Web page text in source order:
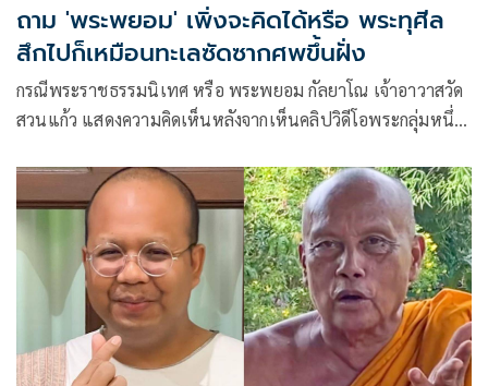
ถาม 'พระพยอม' เพิ่งจะคิดได้หรือ พระทุศีล
สึกไปก็เหมือนทะเลซัดซากศพขึ้นฝั่ง
กรณีพระราชธรรมนิเทศ หรือ พระพยอม กัลยาโณ เจ้าอาวาสวัด
สวนแก้ว แสดงความคิดเห็นหลังจากเห็นคลิปวิดีโอพระกลุ่มหนึ่ง